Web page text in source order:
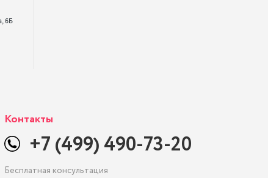
Контакты
+7 (499) 490-73-20
Бесплатная консультация